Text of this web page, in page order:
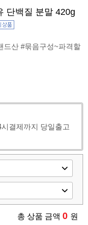
단백질 분말 420g
드산 #묶음구성~파격할
결제까지 당일출고
총 상품 금액 0 원